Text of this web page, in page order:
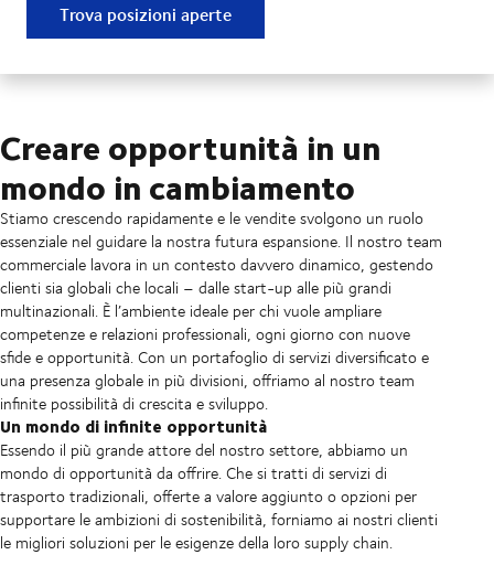
Trova posizioni aperte
Creare opportunità in un
mondo in cambiamento
Stiamo crescendo rapidamente e le vendite svolgono un ruolo
essenziale nel guidare la nostra futura espansione. Il nostro team
commerciale lavora in un contesto davvero dinamico, gestendo
clienti sia globali che locali – dalle start-up alle più grandi
multinazionali. È l’ambiente ideale per chi vuole ampliare
competenze e relazioni professionali, ogni giorno con nuove
sfide e opportunità. Con un portafoglio di servizi diversificato e
una presenza globale in più divisioni, offriamo al nostro team
infinite possibilità di crescita e sviluppo.
Un mondo di infinite opportunità
Essendo il più grande attore del nostro settore, abbiamo un
mondo di opportunità da offrire. Che si tratti di servizi di
trasporto tradizionali, offerte a valore aggiunto o opzioni per
supportare le ambizioni di sostenibilità, forniamo ai nostri clienti
le migliori soluzioni per le esigenze della loro supply chain.